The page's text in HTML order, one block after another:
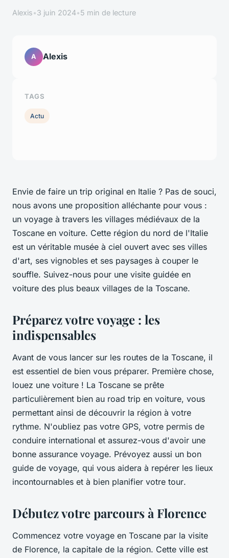
Alexis•3 juin 2024•5 min de lecture
Envie de faire un trip original en Italie ? Pas de souci,
nous avons une proposition alléchante pour vous :
un voyage à travers les villages médiévaux de la
Toscane en voiture. Cette région du nord de l'Italie
est un véritable musée à ciel ouvert avec ses villes
d'art, ses vignobles et ses paysages à couper le
souffle. Suivez-nous pour une visite guidée en
voiture des plus beaux villages de la Toscane.
Préparez votre voyage : les
indispensables
Avant de vous lancer sur les routes de la Toscane, il
est essentiel de bien vous préparer. Première chose,
louez une voiture ! La Toscane se prête
particulièrement bien au road trip en voiture, vous
permettant ainsi de découvrir la région à votre
rythme. N'oubliez pas votre GPS, votre permis de
conduire international et assurez-vous d'avoir une
bonne assurance voyage. Prévoyez aussi un bon
guide de voyage, qui vous aidera à repérer les lieux
incontournables et à bien planifier votre tour.
Débutez votre parcours à Florence
Commencez votre voyage en Toscane par la visite
de Florence, la capitale de la région. Cette ville est
A Alexis
TAGS
Actu